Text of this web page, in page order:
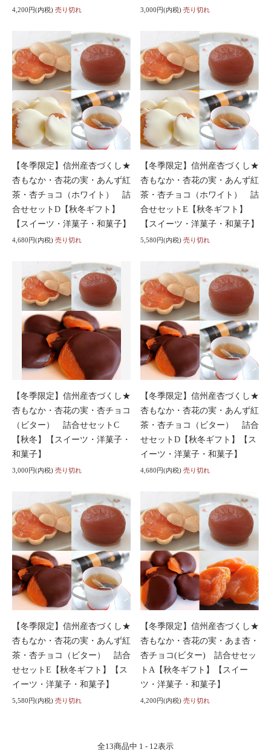
4,200円(内税) 売り切れ 3,000円(内税) 売り切れ
【冬季限定】信州産杏づくし★
杏もなか・杏花の実・あんず紅
茶・杏チョコ（ホワイト） 詰
合せセットD【秋冬ギフト】
【スイーツ・洋菓子・和菓子】
4,680円(内税) 売り切れ
【冬季限定】信州産杏づくし★
杏もなか・杏花の実・あんず紅
茶・杏チョコ（ホワイト） 詰
合せセットE【秋冬ギフト】
【スイーツ・洋菓子・和菓子】
5,580円(内税) 売り切れ
【冬季限定】信州産杏づくし★
杏もなか・杏花の実・杏チョコ
（ビター） 詰合せセットC
【秋冬】【スイーツ・洋菓子・
和菓子】
3,000円(内税) 売り切れ
【冬季限定】信州産杏づくし★
杏もなか・杏花の実・あんず紅
茶・杏チョコ（ビター） 詰合
せセットD【秋冬ギフト】【ス
イーツ・洋菓子・和菓子】
4,680円(内税) 売り切れ
【冬季限定】信州産杏づくし★
杏もなか・杏花の実・あんず紅
茶・杏チョコ（ビター） 詰合
せセットE【秋冬ギフト】【ス
イーツ・洋菓子・和菓子】
5,580円(内税) 売り切れ
【冬季限定】信州産杏づくし★
杏もなか・杏花の実・あま杏・
杏チョコ(ビター) 詰合せセッ
トA【秋冬ギフト】【スイー
ツ・洋菓子・和菓子】
4,200円(内税) 売り切れ
全13商品中 1 - 12表示